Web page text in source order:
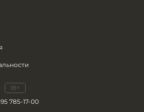
18+
785-17-00